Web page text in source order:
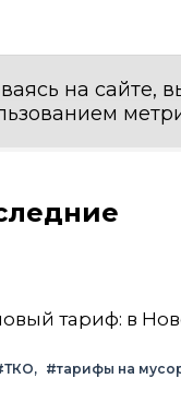
на сайте,
тариф: в
#тарифы на